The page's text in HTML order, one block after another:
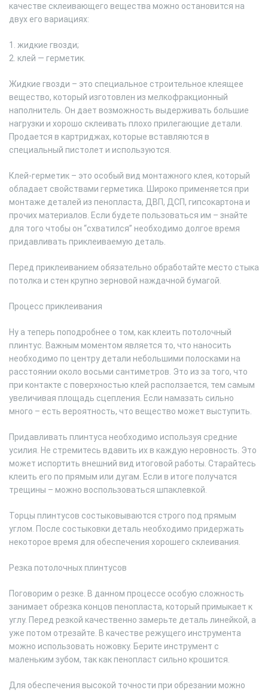
качестве склеивающего вещества можно остановится на
двух его вариациях:
1. жидкие гвозди;
2. клей — герметик.
Жидкие гвозди – это специальное строительное клеящее
вещество, который изготовлен из мелкофракционный
наполнитель. Он дает возможность выдерживать большие
нагрузки и хорошо склеивать плохо прилегающие детали.
Продается в картриджах, которые вставляются в
специальный пистолет и используются.
Клей-герметик – это особый вид монтажного клея, который
обладает свойствами герметика. Широко применяется при
монтаже деталей из пенопласта, ДВП, ДСП, гипсокартона и
прочих материалов. Если будете пользоваться им – знайте
для того чтобы он “схватился” необходимо долгое время
придавливать приклеиваемую деталь.
Перед приклеиванием обязательно обработайте место стыка
потолка и стен крупно зерновой наждачной бумагой.
Процесс приклеивания
Ну а теперь поподробнее о том, как клеить потолочный
плинтус. Важным моментом является то, что наносить
необходимо по центру детали небольшими полосками на
расстоянии около восьми сантиметров. Это из за того, что
при контакте с поверхностью клей расползается, тем самым
увеличивая площадь сцепления. Если намазать сильно
много – есть вероятность, что вещество может выступить.
Придавливать плинтуса необходимо используя средние
усилия. Не стремитесь вдавить их в каждую неровность. Это
может испортить внешний вид итоговой работы. Старайтесь
клеить его по прямым или дугам. Если в итоге получатся
трещины – можно воспользоваться шпаклевкой.
Торцы плинтусов состыковываются строго под прямым
углом. После состыковки деталь необходимо придержать
некоторое время для обеспечения хорошего склеивания.
Резка потолочных плинтусов
Поговорим о резке. В данном процессе особую сложность
занимает обрезка концов пенопласта, который примыкает к
углу. Перед резкой качественно замерьте деталь линейкой, а
уже потом отрезайте. В качестве режущего инструмента
можно использовать ножовку. Берите инструмент с
маленьким зубом, так как пенопласт сильно крошится.
Для обеспечения высокой точности при обрезании можно